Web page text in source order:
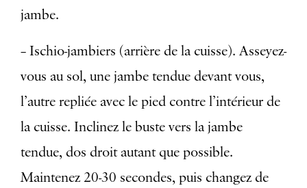
jambe.
– Ischio-jambiers (arrière de la cuisse). Asseyez-
vous au sol, une jambe tendue devant vous,
l’autre repliée avec le pied contre l’intérieur de
la cuisse. Inclinez le buste vers la jambe
tendue, dos droit autant que possible.
Maintenez 20-30 secondes, puis changez de